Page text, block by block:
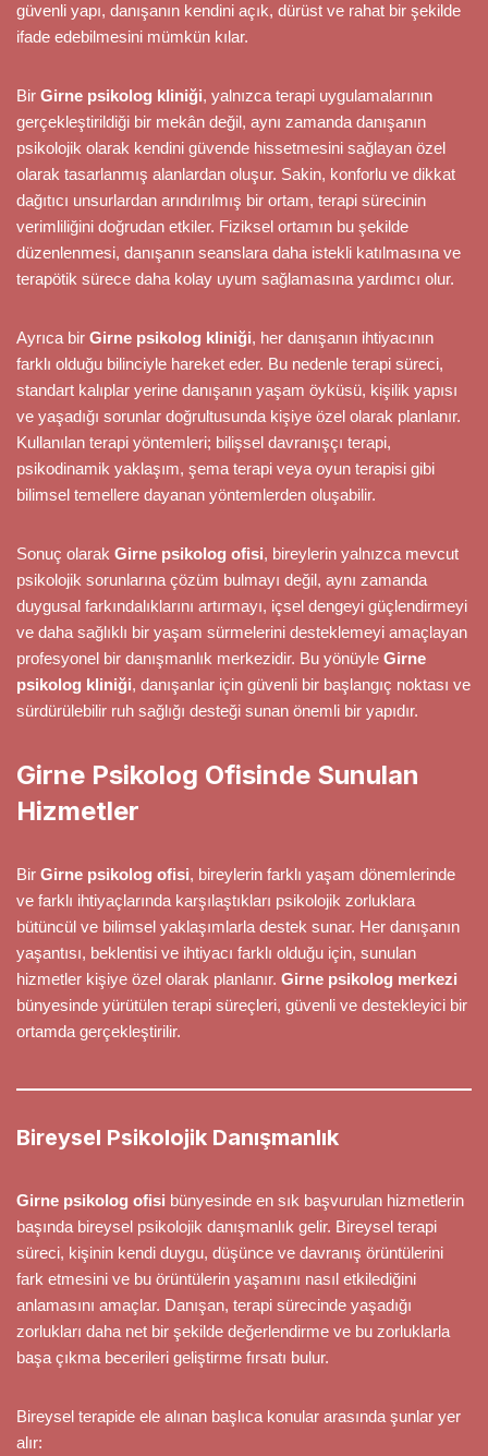
güvenli yapı, danışanın kendini açık, dürüst ve rahat bir şekilde
ifade edebilmesini mümkün kılar.
Bir Girne psikolog kliniği, yalnızca terapi uygulamalarının
gerçekleştirildiği bir mekân değil, aynı zamanda danışanın
psikolojik olarak kendini güvende hissetmesini sağlayan özel
olarak tasarlanmış alanlardan oluşur. Sakin, konforlu ve dikkat
dağıtıcı unsurlardan arındırılmış bir ortam, terapi sürecinin
verimliliğini doğrudan etkiler. Fiziksel ortamın bu şekilde
düzenlenmesi, danışanın seanslara daha istekli katılmasına ve
terapötik sürece daha kolay uyum sağlamasına yardımcı olur.
Ayrıca bir Girne psikolog kliniği, her danışanın ihtiyacının
farklı olduğu bilinciyle hareket eder. Bu nedenle terapi süreci,
standart kalıplar yerine danışanın yaşam öyküsü, kişilik yapısı
ve yaşadığı sorunlar doğrultusunda kişiye özel olarak planlanır.
Kullanılan terapi yöntemleri; bilişsel davranışçı terapi,
psikodinamik yaklaşım, şema terapi veya oyun terapisi gibi
bilimsel temellere dayanan yöntemlerden oluşabilir.
Sonuç olarak Girne psikolog ofisi, bireylerin yalnızca mevcut
psikolojik sorunlarına çözüm bulmayı değil, aynı zamanda
duygusal farkındalıklarını artırmayı, içsel dengeyi güçlendirmeyi
ve daha sağlıklı bir yaşam sürmelerini desteklemeyi amaçlayan
profesyonel bir danışmanlık merkezidir. Bu yönüyle Girne
psikolog kliniği, danışanlar için güvenli bir başlangıç noktası ve
sürdürülebilir ruh sağlığı desteği sunan önemli bir yapıdır.
Girne Psikolog Ofisinde Sunulan
Hizmetler
Bir Girne psikolog ofisi, bireylerin farklı yaşam dönemlerinde
ve farklı ihtiyaçlarında karşılaştıkları psikolojik zorluklara
bütüncül ve bilimsel yaklaşımlarla destek sunar. Her danışanın
yaşantısı, beklentisi ve ihtiyacı farklı olduğu için, sunulan
hizmetler kişiye özel olarak planlanır. Girne psikolog merkezi
bünyesinde yürütülen terapi süreçleri, güvenli ve destekleyici bir
ortamda gerçekleştirilir.
Bireysel Psikolojik Danışmanlık
Girne psikolog ofisi bünyesinde en sık başvurulan hizmetlerin
başında bireysel psikolojik danışmanlık gelir. Bireysel terapi
süreci, kişinin kendi duygu, düşünce ve davranış örüntülerini
fark etmesini ve bu örüntülerin yaşamını nasıl etkilediğini
anlamasını amaçlar. Danışan, terapi sürecinde yaşadığı
zorlukları daha net bir şekilde değerlendirme ve bu zorluklarla
başa çıkma becerileri geliştirme fırsatı bulur.
Bireysel terapide ele alınan başlıca konular arasında şunlar yer
alır: